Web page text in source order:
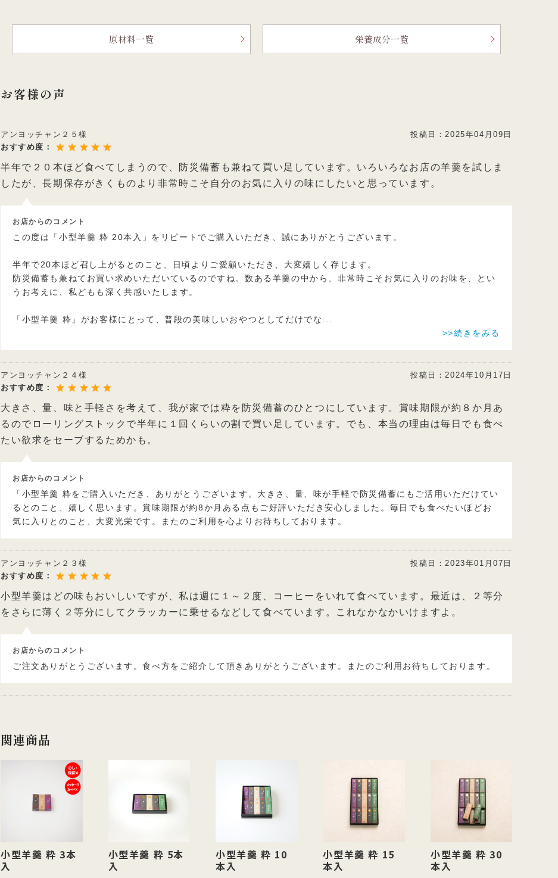
原材料一覧 栄養成分一覧
お客様の声
アンヨッチャン２５様 投稿日：2025年04月09日
おすすめ度：
半年で２０本ほど食べてしまうので、防災備蓄も兼ねて買い足しています。いろいろなお店の羊羹を試しま
したが、長期保存がきくものより非常時こそ自分のお気に入りの味にしたいと思っています。
お店からのコメント
この度は「小型羊羹 粋 20本入」をリピートでご購入いただき、誠にありがとうございます。
半年で20本ほど召し上がるとのこと、日頃よりご愛顧いただき、大変嬉しく存じます。
防災備蓄も兼ねてお買い求めいただいているのですね。数ある羊羹の中から、非常時こそお気に入りのお味を、とい
うお考えに、私どもも深く共感いたします。
「小型羊羹 粋」がお客様にとって、普段の美味しいおやつとしてだけでな ...
>>続きをみる
アンヨッチャン２４様 投稿日：2024年10月17日
おすすめ度：
大きさ、量、味と手軽さを考えて、我が家では粋を防災備蓄のひとつにしています。賞味期限が約８か月あ
るのでローリングストックで半年に１回くらいの割で買い足しています。でも、本当の理由は毎日でも食べ
たい欲求をセーブするためかも。
お店からのコメント
「小型羊羹 粋をご購入いただき、ありがとうございます。大きさ、量、味が手軽で防災備蓄にもご活用いただけてい
るとのこと、嬉しく思います。賞味期限が約8か月ある点もご好評いただき安心しました。毎日でも食べたいほどお
気に入りとのこと、大変光栄です。またのご利用を心よりお待ちしております。
アンヨッチャン２３様 投稿日：2023年01月07日
おすすめ度：
小型羊羹はどの味もおいしいですが、私は週に１～２度、コーヒーをいれて食べています。最近は、２等分
をさらに薄く２等分にしてクラッカーに乗せるなどして食べています。これなかなかいけますよ。
お店からのコメント
ご注文ありがとうございます。食べ方をご紹介して頂きありがとうございます。またのご利用お待ちしております。
関連商品
小型羊羹 粋 3本
入
小型羊羹 粋 5本
入
小型羊羹 粋 10
本入
小型羊羹 粋 15
本入
小型羊羹 粋 30
本入